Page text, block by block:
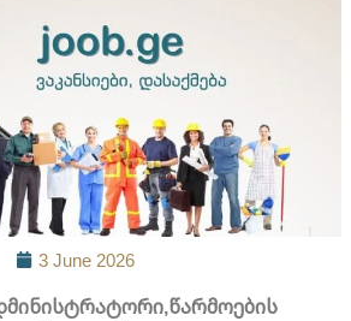
3 June 2026